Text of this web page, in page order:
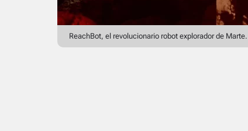
ReachBot, el revolucionario robot explorador de Marte.